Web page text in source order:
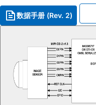
数据手册 (Rev. 2)